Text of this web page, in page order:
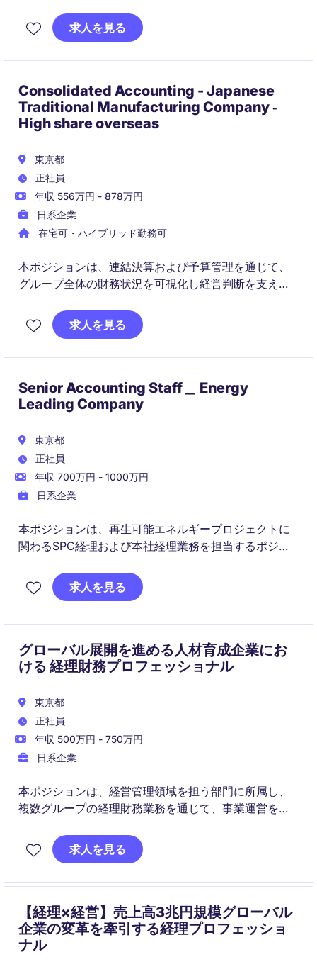
業成長に貢献できるポジションです。
求人を見る
Consolidated Accounting - Japanese
Traditional Manufacturing Company ‐
High share overseas
東京都
正社員
年収 556万円 - 878万円
日系企業
在宅可・ハイブリッド勤務可
本ポジションは、連結決算および予算管理を通じて、
グループ全体の財務状況を可視化し経営判断を支える
視点で経理業務の高度化と業績管理を担っていただき
ます。
求人を見る
Senior Accounting Staff＿ Energy
Leading Company
東京都
正社員
年収 700万円 - 1000万円
日系企業
本ポジションは、再生可能エネルギープロジェクトに
関わるSPC経理および本社経理業務を担当するポジシ
ジェクトファイナンスやインフラ投資に近い領域でキ
ャリアを広げることができます。
求人を見る
グローバル展開を進める人材育成企業にお
ける 経理財務プロフェッショナル
東京都
正社員
年収 500万円 - 750万円
日系企業
本ポジションは、経営管理領域を担う部門に所属し、
複数グループの経理財務業務を通じて、事業運営を支
事業拡大や海外展開が進む中、数字を通じて事業と経
求人を見る
【経理×経営】売上高3兆円規模グローバル
企業の変革を牽引する経理プロフェッショ
ナル